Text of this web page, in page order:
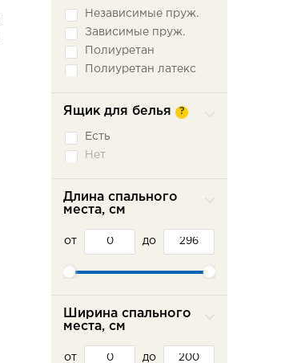
Пантограф
Подъемное сидение
Сабля
Трехсекционная
Седафлекс
раскладушка
Независимые пруж.
Зависимые пруж.
Полиуретан
Полиуретан латекс
Ящик для белья ?
Есть
Нет
Длина спального
места, см
от до
Ширина спального
места, см
от до